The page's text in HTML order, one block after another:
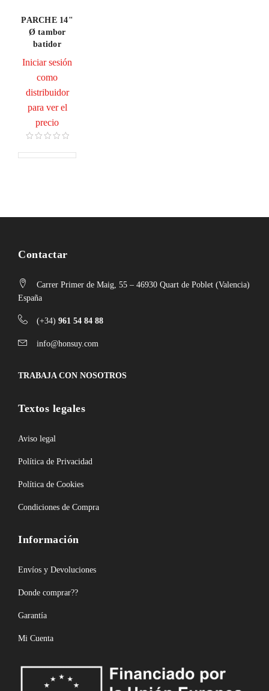
PARCHE 14"
Ø tambor
batidor
Iniciar sesión
como
distribuidor
para ver el
precio
Contactar
Carrer Primer de Maig, 55 – 46930 Quart de Poblet (Valencia)
España
(+34) 961 54 84 88
info@honsuy.com
TRABAJA CON NOSOTROS
Textos legales
Aviso legal
Política de Privacidad
Política de Cookies
Condiciones de Compra
Información
Envíos y Devoluciones
Donde comprar??
Garantía
Mi Cuenta